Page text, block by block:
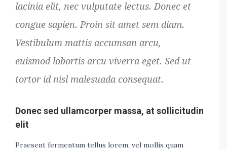
lacinia elit, nec vulputate lectus. Donec et
congue sapien. Proin sit amet sem diam.
Vestibulum mattis accumsan arcu,
euismod lobortis arcu viverra eget. Sed ut
tortor id nisl malesuada consequat.
Donec sed ullamcorper massa, at sollicitudin
elit
Praesent fermentum tellus lorem, vel mollis quam